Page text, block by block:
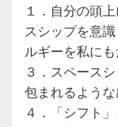
１．自分の頭
スシップを意
ルギーを私に
３．スペース
包まれるような
４．「シフト